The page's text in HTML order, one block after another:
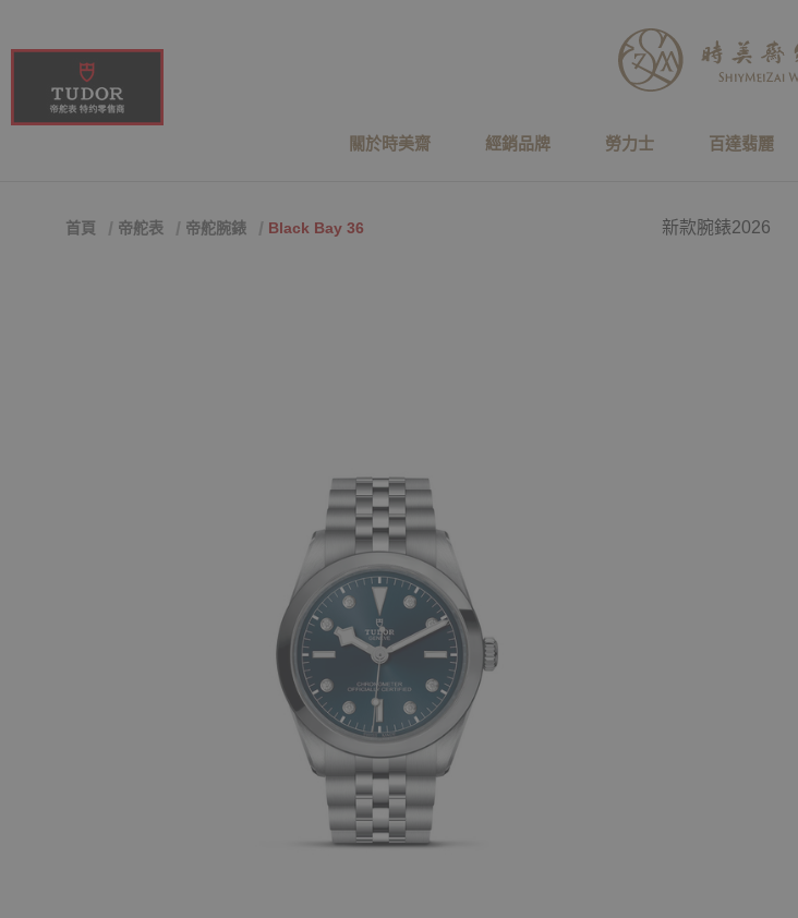
關於時美齋 經銷品牌 勞力士 百達翡麗
首頁 帝舵表 帝舵腕錶 Black Bay 36 新款腕錶2026